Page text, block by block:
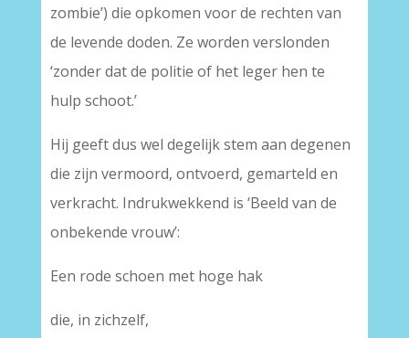
zombie’) die opkomen voor de rechten van
de levende doden. Ze worden verslonden
‘zonder dat de politie of het leger hen te
hulp schoot.’
Hij geeft dus wel degelijk stem aan degenen
die zijn vermoord, ontvoerd, gemarteld en
verkracht. Indrukwekkend is ‘Beeld van de
onbekende vrouw’:
Een rode schoen met hoge hak
die, in zichzelf,